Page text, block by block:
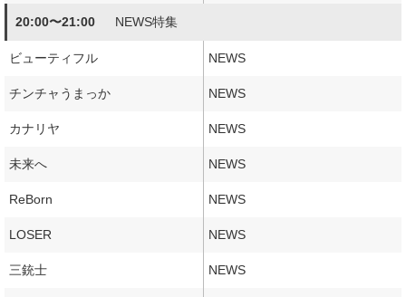
20:00〜21:00 NEWS特集
ビューティフル NEWS
チンチャうまっか NEWS
カナリヤ NEWS
未来へ NEWS
ReBorn NEWS
LOSER NEWS
三銃士 NEWS